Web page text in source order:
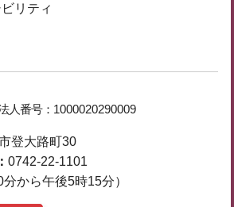
リティ
人番号： 1000020290009
登大路町30
0742-22-1101
から午後5時15分）